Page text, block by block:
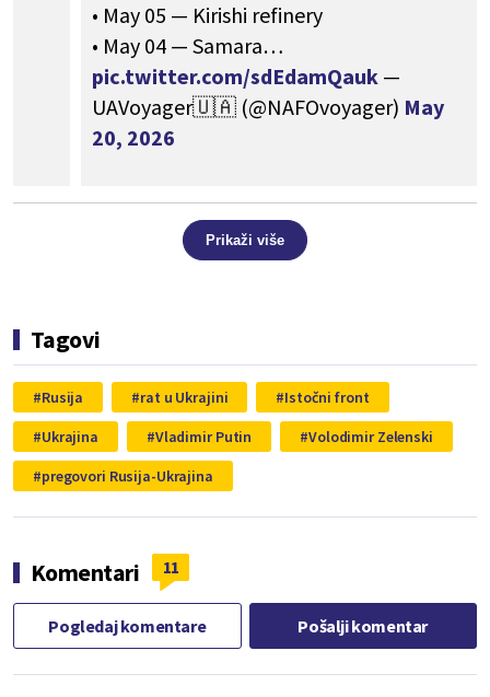
• May 05 — Kirishi refinery
• May 04 — Samara…
pic.twitter.com/sdEdamQauk —
UAVoyager🇺🇦 (@NAFOvoyager) May
20, 2026
Prikaži više
Tagovi
Rusija rat u Ukrajini
Istočni front
Ukrajina
Vladimir Putin
Volodimir Zelenski
pregovori Rusija-Ukrajina
Komentari 11
Pogledaj komentare Pošalji komentar